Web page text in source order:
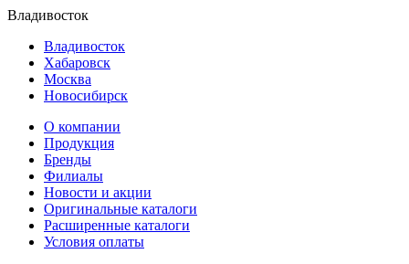
Владивосток
Владивосток
Хабаровск
Москва
Новосибирск
О компании
Продукция
Бренды
Филиалы
Новости и акции
Оригинальные каталоги
Расширенные каталоги
Условия оплаты